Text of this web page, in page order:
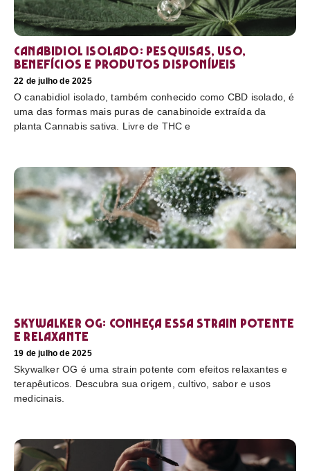
Canabidiol Isolado: pesquisas, uso,
benefícios e produtos disponíveis
22 de julho de 2025
O canabidiol isolado, também conhecido como CBD isolado, é
uma das formas mais puras de canabinoide extraída da
planta Cannabis sativa. Livre de THC e
Skywalker OG: conheça essa strain potente
e relaxante
19 de julho de 2025
Skywalker OG é uma strain potente com efeitos relaxantes e
terapêuticos. Descubra sua origem, cultivo, sabor e usos
medicinais.